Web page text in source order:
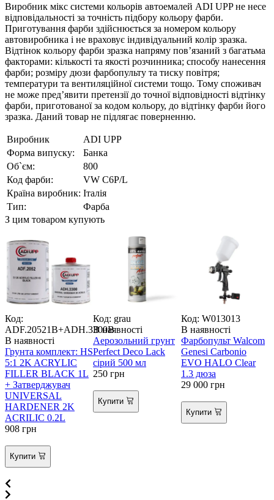
Виробник мікс системи кольорів автоемалей ADI UPP не несе
відповідальності за точність підбору кольору фарби.
Приготування фарби здійснюється за номером кольору
автовиробника і не враховує індивідуальний колір зразка.
Відтінок кольору фарби зразка напряму пов’язаний з багатьма
факторами: кількості та якості розчинника; способу нанесення
фарби; розміру дюзи фарбопульту та тиску повітря;
температури та вентиляційної системи тощо. Тому споживач
не може пред’явити претензії до точної відповідності відтінку
фарби, приготованої за кодом кольору, до відтінку фарби його
зразка. Даний товар не підлягає поверненню.
Виробник
ADI UPP
Форма випуску:
Банка
Об`єм:
800
Код фарби:
VW C6P/L
Країна виробник: Італія
Тип:
Фарба
З цим товаром купують
Код:
ADF.20521B+ADH.3300B
В наявності
Грунта комплект: HS
5:1 2K ACRYLIC
FILLER BLACK 1L
+ Затверджувач
UNIVERSAL
HARDENER 2K
ACRILIC 0.2L
908 грн
Купити
Код: grau
В наявності
Аерозольний грунт
Perfect Deco Lack
сірий 500 мл
250 грн
Купити
Код: W013013
В наявності
Фарбопульт Walcom
Genesi Carbonio
EVO HALO Clear
1.3 дюза
29 000 грн
Купити